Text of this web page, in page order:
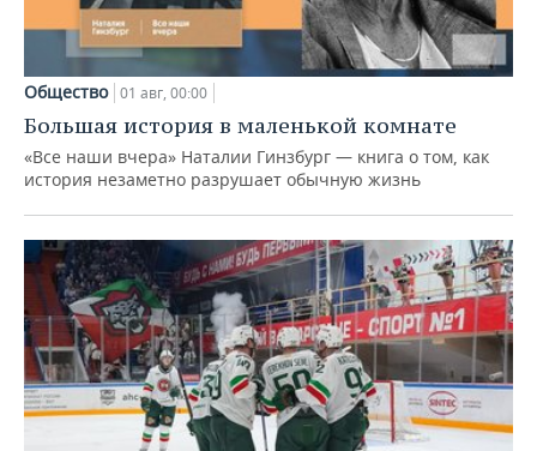
Общество 01 авг, 00:00
Большая история в маленькой комнате
«Все наши вчера» Наталии Гинзбург — книга о том, как
история незаметно разрушает обычную жизнь